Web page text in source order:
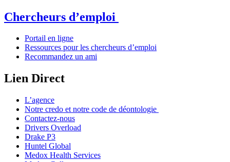
Chercheurs d’emploi
Portail en ligne
Ressources pour les chercheurs d’emploi
Recommandez un ami
Lien Direct
L’agence
Notre credo et notre code de déontologie
Contactez-nous
Drivers Overload
Drake P3
Huntel Global
Medox Health Services